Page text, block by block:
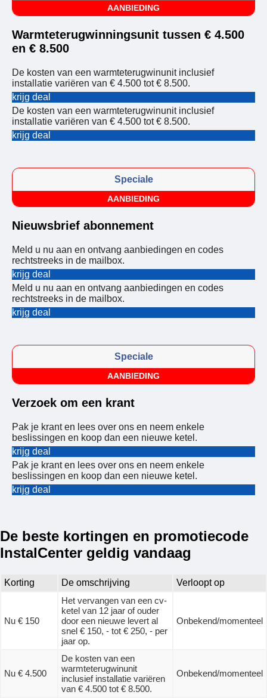
AANBIEDING
Warmteterugwinningsunit tussen € 4.500
en € 8.500
De kosten van een warmteterugwinunit inclusief
installatie variëren van € 4.500 tot € 8.500.
krijg deal
De kosten van een warmteterugwinunit inclusief
installatie variëren van € 4.500 tot € 8.500.
krijg deal
Speciale
AANBIEDING
Nieuwsbrief abonnement
Meld u nu aan en ontvang aanbiedingen en codes
rechtstreeks in de mailbox.
krijg deal
Meld u nu aan en ontvang aanbiedingen en codes
rechtstreeks in de mailbox.
krijg deal
Speciale
AANBIEDING
Verzoek om een krant
Pak je krant en lees over ons en neem enkele
beslissingen en koop dan een nieuwe ketel.
krijg deal
Pak je krant en lees over ons en neem enkele
beslissingen en koop dan een nieuwe ketel.
krijg deal
De beste kortingen en promotiecode
InstalCenter geldig vandaag
Korting De omschrijving Verloopt op
Nu € 150
Het vervangen van een cv-
ketel van 12 jaar of ouder
door een nieuwe levert al
snel € 150, - tot € 250, - per
jaar op.
Onbekend/momenteel
Nu € 4.500
De kosten van een
warmteterugwinunit
inclusief installatie variëren
van € 4.500 tot € 8.500.
Onbekend/momenteel